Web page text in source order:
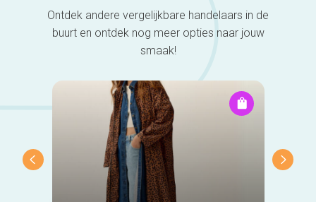
Ontdek andere vergelijkbare handelaars in de
buurt en ontdek nog meer opties naar jouw
smaak!